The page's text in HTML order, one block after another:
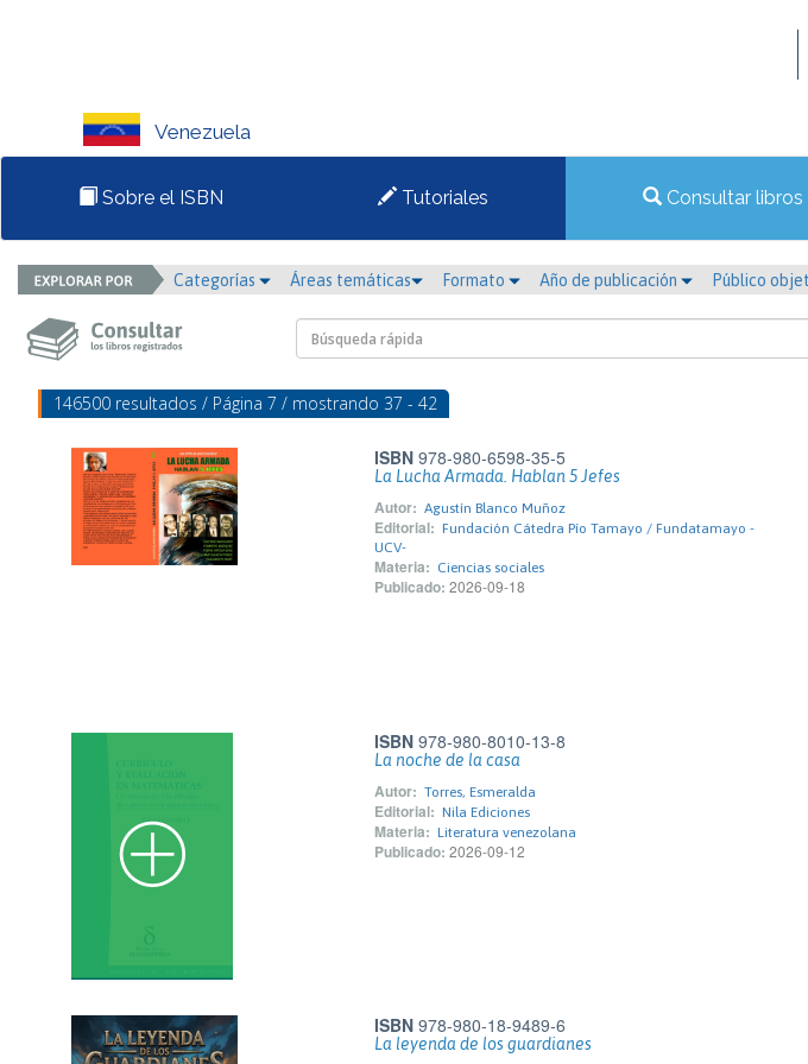
Venezuela
Sobre el ISBN Tutoriales Consultar libros
Categorías Áreas temáticas Formato Año de publicación Público
146500 resultados / Página 7 / mostrando 37 - 42
ISBN 978-980-6598-35-5
La Lucha Armada. Hablan 5 Jefes
Autor: Agustín Blanco Muñoz
Editorial: Fundación Cátedra Pío Tamayo / Fundatamayo -
UCV-
Materia: Ciencias sociales
Publicado: 2026-09-18
ISBN 978-980-8010-13-8
La noche de la casa
Autor: Torres, Esmeralda
Editorial: Nila Ediciones
Materia: Literatura venezolana
Publicado: 2026-09-12
ISBN 978-980-18-9489-6
La leyenda de los guardianes